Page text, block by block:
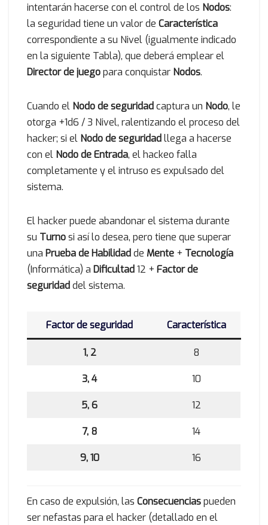
intentarán hacerse con el control de los Nodos:
la seguridad tiene un valor de Característica
correspondiente a su Nivel (igualmente indicado
en la siguiente Tabla), que deberá emplear el
Director de juegopara conquistar Nodos.
Cuando el Nodo de seguridadcaptura un Nodo, le
otorga +1d6 / 3 Nivel, ralentizando el proceso del
hacker; si el Nodo de seguridadllega a hacerse
con el Nodo de Entrada, el hackeo falla
completamente y el intruso es expulsado del
sistema.
El hacker puede abandonar el sistema durante
su Turnosi así lo desea, pero tiene que superar
una Prueba de Habilidadde Mente + Tecnología
(Informática) a Dificultad12 + Factor de
seguridaddel sistema.
Factor de seguridad Característica
1, 2 8
3, 4 10
5, 6 12
7, 8 14
9, 10 16
En caso de expulsión, las Consecuenciaspueden
ser nefastas para el hacker (detallado en el